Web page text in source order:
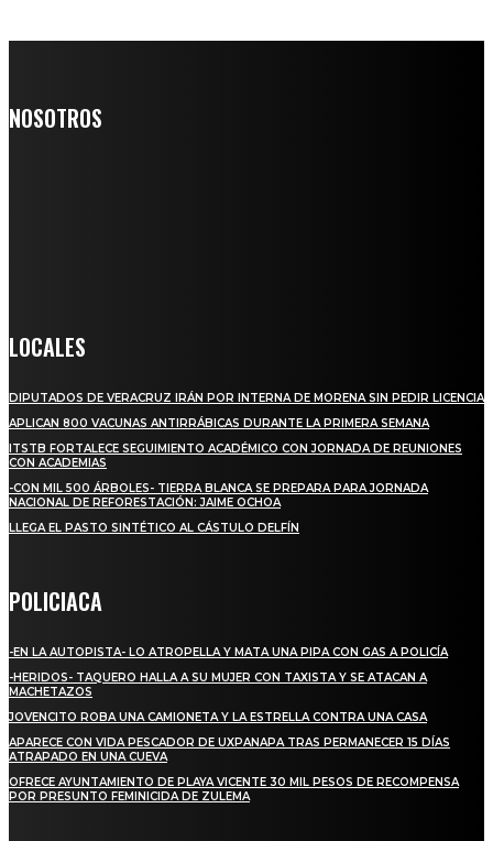
NOSOTROS
LOCALES
DIPUTADOS DE VERACRUZ IRÁN POR INTERNA DE MORENA SIN PEDIR LICENCIA
APLICAN 800 VACUNAS ANTIRRÁBICAS DURANTE LA PRIMERA SEMANA
ITSTB FORTALECE SEGUIMIENTO ACADÉMICO CON JORNADA DE REUNIONES
CON ACADEMIAS
-CON MIL 500 ÁRBOLES- TIERRA BLANCA SE PREPARA PARA JORNADA
NACIONAL DE REFORESTACIÓN: JAIME OCHOA
LLEGA EL PASTO SINTÉTICO AL CÁSTULO DELFÍN
POLICIACA
-EN LA AUTOPISTA- LO ATROPELLA Y MATA UNA PIPA CON GAS A POLICÍA
-HERIDOS- TAQUERO HALLA A SU MUJER CON TAXISTA Y SE ATACAN A
MACHETAZOS
JOVENCITO ROBA UNA CAMIONETA Y LA ESTRELLA CONTRA UNA CASA
APARECE CON VIDA PESCADOR DE UXPANAPA TRAS PERMANECER 15 DÍAS
ATRAPADO EN UNA CUEVA
OFRECE AYUNTAMIENTO DE PLAYA VICENTE 30 MIL PESOS DE RECOMPENSA
POR PRESUNTO FEMINICIDA DE ZULEMA